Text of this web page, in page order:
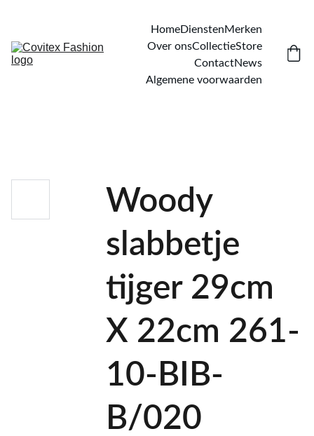
HomeDienstenMerken
Over onsCollectieStore
ContactNews
Algemene voorwaarden
Woody
slabbetje
tijger 29cm
X 22cm 261-
10-BIB-
B/020